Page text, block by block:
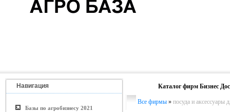
Навигация
Базы по агробизнесу 2021
Каталог фирм Бизнес
Все фирмы » посуда и аксессуары